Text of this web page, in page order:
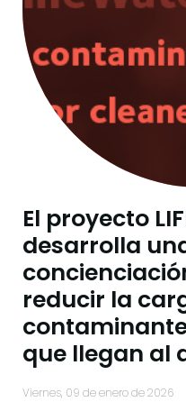
El proyecto
desarrolla
reducir la
que llegan al
viernes, 09 de enero de 2026